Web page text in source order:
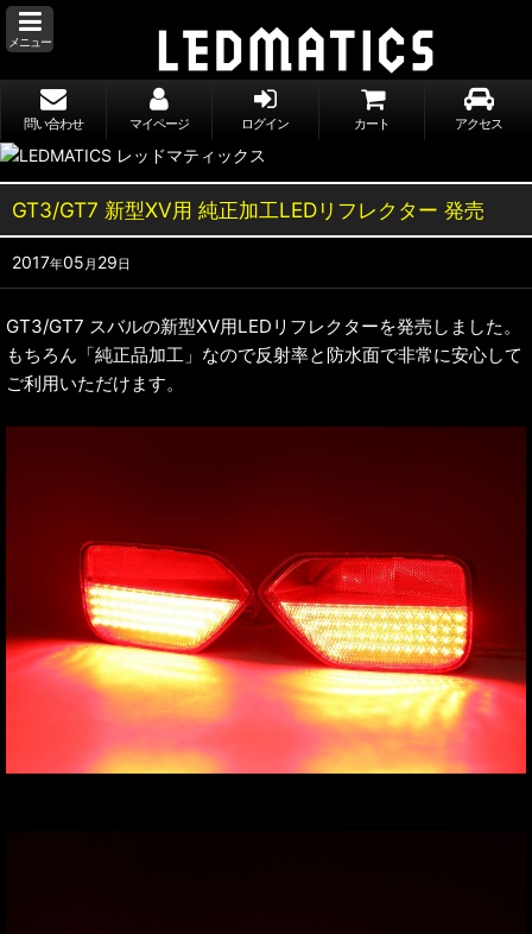
メニュー
問い合わせ マイページ ログイン カート アクセス
GT3/GT7 新型XV用 純正加工LEDリフレクター 発売
2017年05 月 29日
GT3/GT7 スバルの新型XV用LEDリフレクターを発売しました。
もちろん「純正品加工」なので反射率と防水面で非常に安心して
ご利用いただけます。